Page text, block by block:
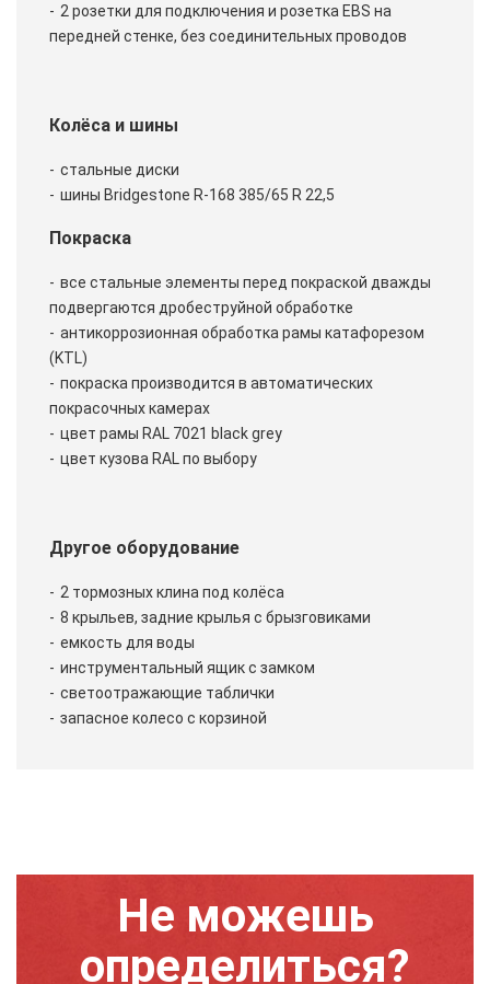
2 розетки для подключения и розетка EBS на
передней стенке, без соединительных проводов
Колёса и шины
стальные диски
шины Bridgestone R-168 385/65 R 22,5
Покраска
все стальные элементы перед покраской дважды
подвергаются дробеструйной обработке
антикоррозионная обработка рамы катафорезом
(KTL)
покраска производится в автоматических
покрасочных камерах
цвет рамы RAL 7021 black grey
цвет кузова RAL по выбору
Другое оборудование
2 тормозных клина под колёса
8 крыльев, задние крылья с брызговиками
емкость для воды
инструментальный ящик с замком
светоотражающие таблички
запасное колесо с корзиной
Не можешь
определиться?